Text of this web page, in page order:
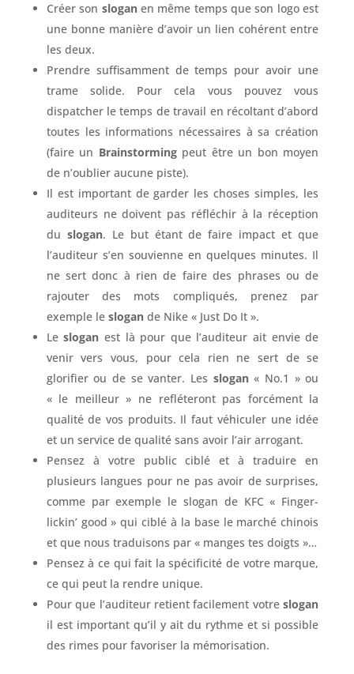
Créer son sloganen même temps que son logo est
une bonne manière d’avoir un lien cohérent entre
les deux.
Prendre suffisamment de temps pour avoir une
trame solide. Pour cela vous pouvez vous
dispatcher le temps de travail en récoltant d’abord
toutes les informations nécessaires à sa création
(faire un Brainstormingpeut être un bon moyen
de n’oublier aucune piste).
Il est important de garder les choses simples, les
auditeurs ne doivent pas réfléchir à la réception
du slogan. Le but étant de faire impact et que
l’auditeur s’en souvienne en quelques minutes. Il
ne sert donc à rien de faire des phrases ou de
rajouter des mots compliqués, prenez par
exemple leslogande Nike « Just Do It ».
Leslogan est là pour que l’auditeur ait envie de
venir vers vous, pour cela rien ne sert de se
glorifier ou de se vanter. Les slogan« No.1 » ou
« le meilleur » ne refléteront pas forcément la
qualité de vos produits. Il faut véhiculer une idée
et un service de qualité sans avoir l’air arrogant.
Pensez à votre public ciblé et à traduire en
plusieurs langues pour ne pas avoir de surprises,
comme par exemple le slogan de KFC « Finger-
lickin’ good » qui ciblé à la base le marché chinois
et que nous traduisons par « manges tes doigts »…
Pensez à ce qui fait la spécificité de votre marque,
ce qui peut la rendre unique.
Pour que l’auditeur retient facilement votreslogan
il est important qu’il y ait du rythme et si possible
des rimes pour favoriser la mémorisation.